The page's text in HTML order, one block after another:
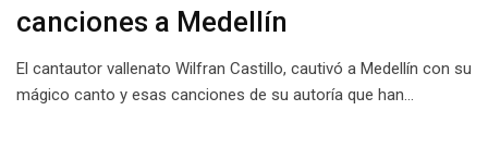
canciones a Medellín
El cantautor vallenato Wilfran Castillo, cautivó a Medellín con su
mágico canto y esas canciones de su autoría que han…